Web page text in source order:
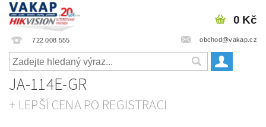
722 008 555 obchod@vakap.cz
0 Kč
JA-114E-GR
+ LEPŠÍ CENA PO REGISTRACI